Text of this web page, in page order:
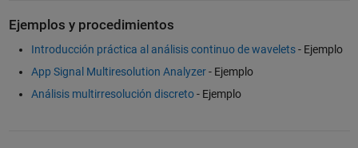
Ejemplos y procedimientos
Introducción práctica al análisis continuo de wavelets- Ejemplo
App Signal Multiresolution Analyzer- Ejemplo
Análisis multirresolución discreto- Ejemplo